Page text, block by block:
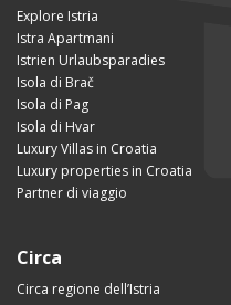
Explore Istria
Istra Apartmani
Istrien Urlaubsparadies
Isola di Brač
Isola di Pag
Isola di Hvar
Luxury Villas in Croatia
Luxury properties in Croatia
Partner di viaggio
Circa
Circa regione dell’Istria